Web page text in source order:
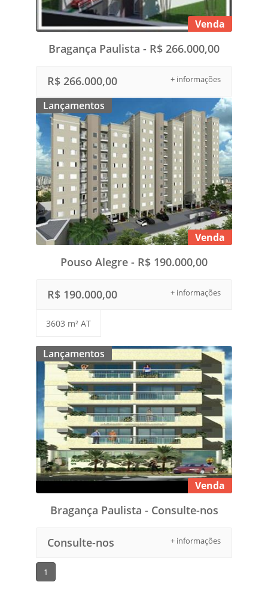
Venda
Bragança Paulista - R$ 266.000,00
+ informações
R$ 266.000,00
Lançamentos
Venda
Pouso Alegre - R$ 190.000,00
+ informações
R$ 190.000,00
3603 m² AT
Lançamentos
Venda
Bragança Paulista - Consulte-nos
+ informações
Consulte-nos
1